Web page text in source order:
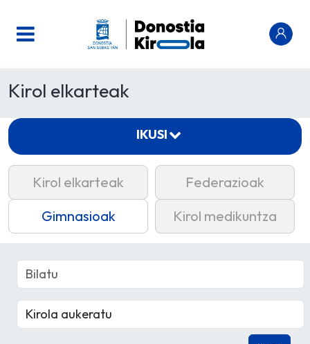
Kirol elkarteak
Kirol elkarteak
Federazioak
Gimnasioak
Kirol medikuntza
IKUSI